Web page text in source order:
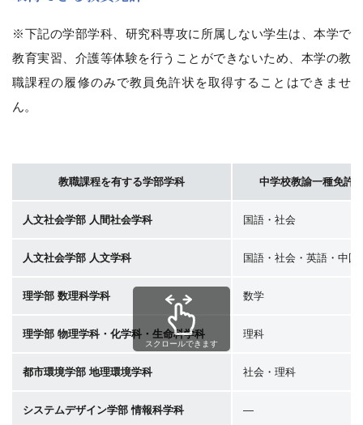
※下記の学部学科、研究科専攻に所属しない学生は、本学で
教育実習、介護等体験を行うことができないため、本学の教
職課程の履修のみで教員免許状を取得することはできませ
ん。
教職課程を有する学部学科 中学校教諭一種免許
人文社会学部 人間社会学科 国語・社会
人文社会学部 人文学科 国語・社会・英語・中国
理学部 数理科学科 数学
理学部 物理学科・化学科・生命科学科 理科
都市環境学部 地理環境学科 社会・理科
システムデザイン学部 情報科学科 ―
スクロールできます